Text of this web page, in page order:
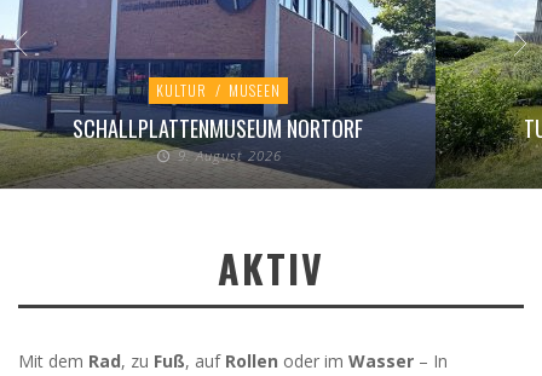
KULTUR / MUSEEN
SCHALLPLATTENMUSEUM NORTORF
9. August 2026
AKTIV
Mit dem Rad, zu Fuß, auf Rollen oder im Wasser – In